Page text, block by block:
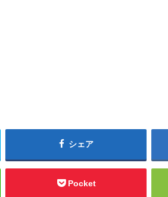
シェア
Pocket